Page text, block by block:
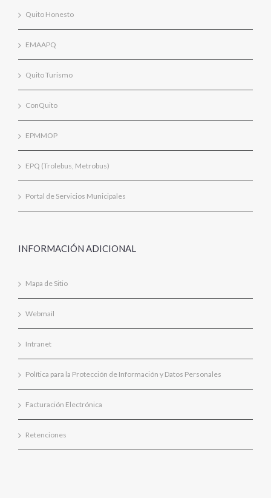
Quito Honesto
EMAAPQ
Quito Turismo
ConQuito
EPMMOP
EPQ (Trolebus, Metrobus)
Portal de Servicios Municipales
INFORMACIÓN ADICIONAL
Mapa de Sitio
Webmail
Intranet
Política para la Protección de Información y Datos Personales
Facturación Electrónica
Retenciones